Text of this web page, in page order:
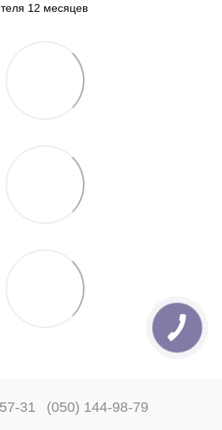
12 месяцев
31 (050) 144-98-79